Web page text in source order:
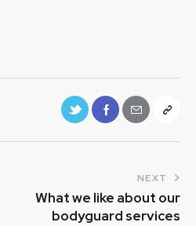
NEXT
What we like about our
bodyguard services